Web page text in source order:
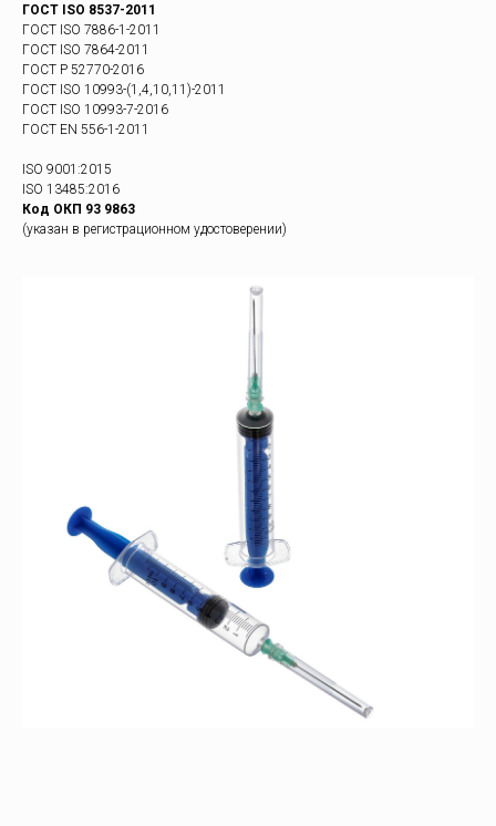
ГОСТ ISO 8537-2011
ГОСТ ISO 7886-1-2011
ГОСТ ISO 7864-2011
ГОСТ Р 52770-2016
ГОСТ ISO 10993-(1,4,10,11)-2011
ГОСТ ISO 10993-7-2016
ГОСТ EN 556-1-2011
ISO 9001:2015
ISO 13485:2016
Код ОКП 93 9863
(указан в регистрационном удостоверении)